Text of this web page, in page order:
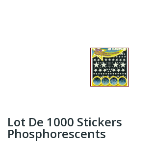
Lot De 1000 Stickers
Phosphorescents